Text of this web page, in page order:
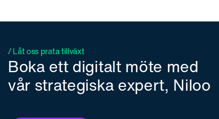
/ Låt oss prata tillväxt
Boka ett digitalt möte med
vår strategiska expert, Niloo